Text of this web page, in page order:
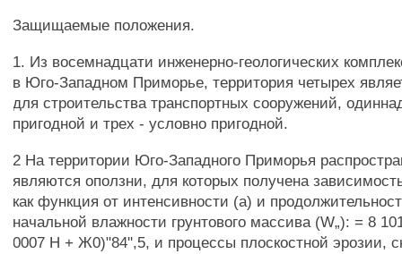
Защищаемые положения.
1. Из восемнадцати инженерно-геологических
в Юго-Западном Приморье, территория четырех
для строительства транспортных сооружений,
пригодной и трех - условно пригодной.
2 На территории Юго-Западного Приморья
являются оползни, для которых получена
как функция от интенсивности (а) и
начальной влажности грунтового массива (W„): = 8
0007 Н + Ж0)"84'',5, и процессы плоскостной эрозии,